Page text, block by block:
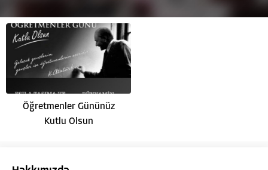
Öğretmenler Gününüz
Kutlu Olsun